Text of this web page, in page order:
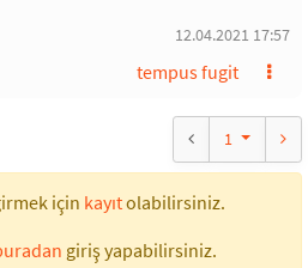
12.04.2021 17:57
tempus fugit
1
için kayıtolabilirsiniz.
giriş yapabilirsiniz.